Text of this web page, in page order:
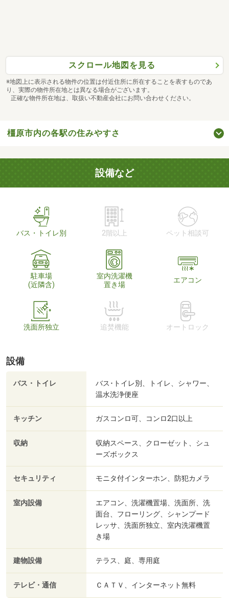
スクロール地図を見る
※地図上に表示される物件の位置は付近住所に所在することを表すものであ
り、実際の物件所在地とは異なる場合がございます。
正確な物件所在地は、取扱い不動産会社にお問い合わせください。
橿原市内の各駅の住みやすさ
設備など
バス・トイレ別 2階以上 ペット相談可
駐車場
(近隣含)
室内洗濯機
置き場
エアコン
洗面所独立 追焚機能 オートロック
設備
バス・トイレ
バス･トイレ別、トイレ、シャワー、
温水洗浄便座
キッチン ガスコンロ可、コンロ2口以上
収納
収納スペース、クローゼット、シュ
ーズボックス
セキュリティ モニタ付インターホン、防犯カメラ
室内設備
エアコン、洗濯機置場、洗面所、洗
面台、フローリング、シャンプード
レッサ、洗面所独立、室内洗濯機置
き場
建物設備 テラス、庭、専用庭
テレビ・通信 ＣＡＴＶ、インターネット無料